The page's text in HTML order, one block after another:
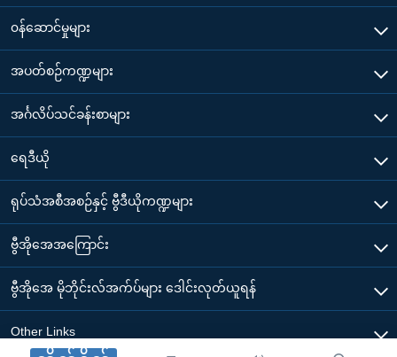
၀န်ဆောင်မှုများ
အပတ်စဉ်ကဏ္ဍများ
အင်္ဂလိပ်သင်ခန်းစာများ
ရေဒီယို
ရုပ်သံအစီအစဉ်နှင့် ဗွီဒီယိုကဏ္ဍများ
ဗွီအိုအေအကြောင်း
ဗွီအိုအေ မိုဘိုင်းလ်အက်ပ်များ ဒေါင်းလုတ်ယူရန်
Other Links